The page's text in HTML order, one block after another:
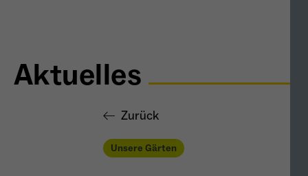
Aktuelles
Zurück
Unsere Gärten